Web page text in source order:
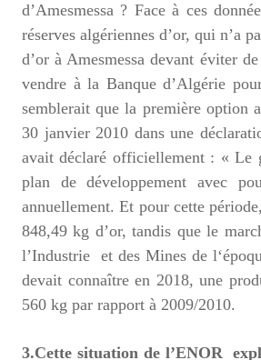
d’Amesmessa ? Face à ces
réserves algériennes d’or, qui n’a
d’or à Amesmessa devant éviter
vendre à la Banque d’Algérie
semblerait que la première option
30 janvier 2010 dans une
avait déclaré officiellement : « Le
plan de développement avec
annuellement. Et pour cette
848,49 kg d’or, tandis que le
l’Industrie et des Mines de
devait connaître en 2018, une
560 kg par rapport à 2009/2010.
3.Cette situation de l’ENOR